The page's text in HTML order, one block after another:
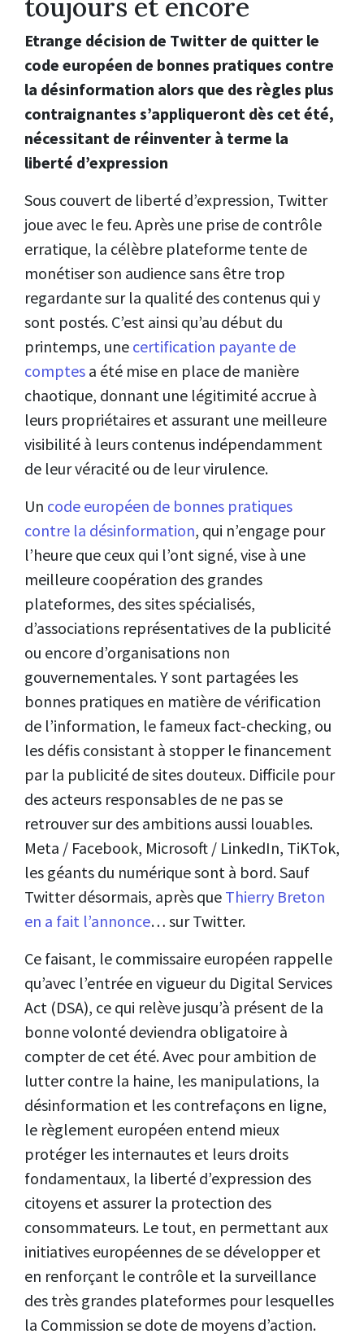
toujours et encore
Etrange décision de Twitter de quitter le
code européen de bonnes pratiques contre
la désinformation alors que des règles plus
contraignantes s’appliqueront dès cet été,
nécessitant de réinventer à terme la
liberté d’expression
Sous couvert de liberté d’expression, Twitter
joue avec le feu. Après une prise de contrôle
erratique, la célèbre plateforme tente de
monétiser son audience sans être trop
regardante sur la qualité des contenus qui y
sont postés. C’est ainsi qu’au début du
printemps, une certification payante de
comptes a été mise en place de manière
chaotique, donnant une légitimité accrue à
leurs propriétaires et assurant une meilleure
visibilité à leurs contenus indépendamment
de leur véracité ou de leur virulence.
Un code européen de bonnes pratiques
contre la désinformation, qui n’engage pour
l’heure que ceux qui l’ont signé, vise à une
meilleure coopération des grandes
plateformes, des sites spécialisés,
d’associations représentatives de la publicité
ou encore d’organisations non
gouvernementales. Y sont partagées les
bonnes pratiques en matière de vérification
de l’information, le fameux fact-checking, ou
les défis consistant à stopper le financement
par la publicité de sites douteux. Difficile pour
des acteurs responsables de ne pas se
retrouver sur des ambitions aussi louables.
Meta / Facebook, Microsoft / LinkedIn, TiKTok,
les géants du numérique sont à bord. Sauf
Twitter désormais, après que Thierry Breton
en a fait l’annonce… sur Twitter.
Ce faisant, le commissaire européen rappelle
qu’avec l’entrée en vigueur du Digital Services
Act (DSA), ce qui relève jusqu’à présent de la
bonne volonté deviendra obligatoire à
compter de cet été. Avec pour ambition de
lutter contre la haine, les manipulations, la
désinformation et les contrefaçons en ligne,
le règlement européen entend mieux
protéger les internautes et leurs droits
fondamentaux, la liberté d’expression des
citoyens et assurer la protection des
consommateurs. Le tout, en permettant aux
initiatives européennes de se développer et
en renforçant le contrôle et la surveillance
des très grandes plateformes pour lesquelles
la Commission se dote de moyens d’action.